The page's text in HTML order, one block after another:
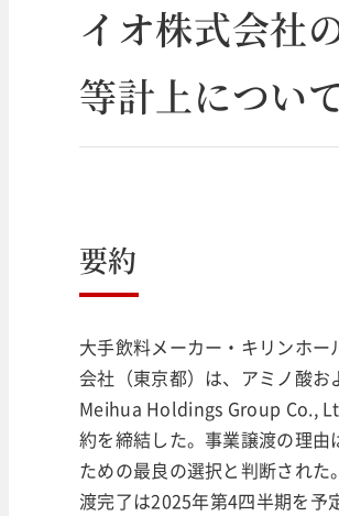
イオ株式会社
等計上につい
要約
大手飲料メーカー・キリンホ
会社（東京都）は、アミノ酸お
Meihua Holdings Group Co.,
約を締結した。事業譲渡の理
ための最良の選択と判断され
渡完了は2025年第4四半期を予